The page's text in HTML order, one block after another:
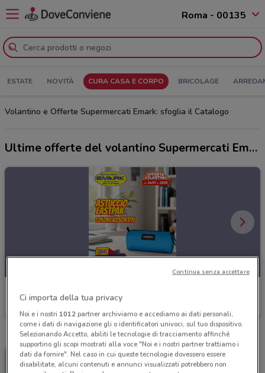
Roma - 00135
ESTATE NOVITÀ CURA CASA E CORPO BRICOLAGE
Volantino e Offerte Supermercati Emark: sfoglia il Catalogo
Ultime offerte del volantino Supermercati Emark
Ci importa della tua privacy
Noi e i nostri 1012partner archiviamo e accediamo ai dati personali,
come i dati di navigazione gli o identificatori univoci, sul tuo dispositivo.
Selezionando Accetto, abiliti le tecnologie di tracciamento affinché
supportino gli scopi mostrati alla voce "Noi e i nostri partner trattiamo i
dati da fornire". Nel caso in cui queste tecnologie dovessero essere
disabilitate, alcuni contenuti e annunci visualizzati potrebbero non
Continua senza accettare